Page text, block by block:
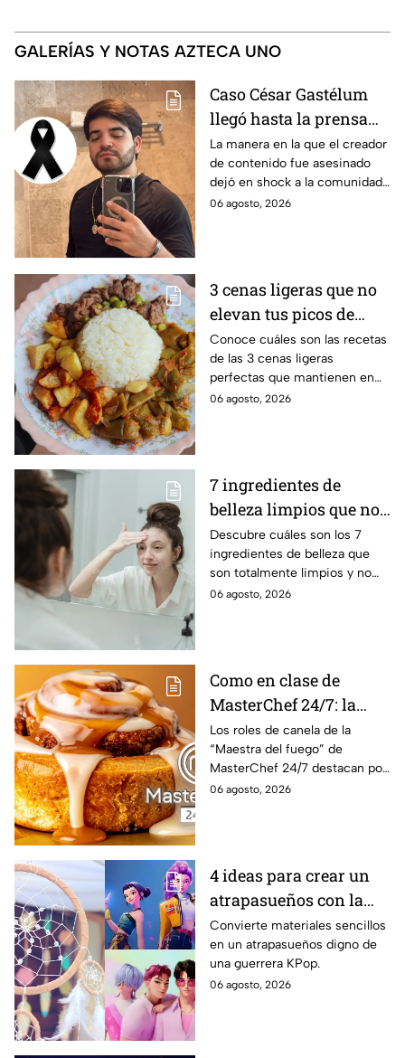
GALERÍAS Y NOTAS AZTECA UNO
Caso César Gastélum
llegó hasta la prensa
extranjera: qué se dice
sobre el influencer en
otros países
La manera en la que el creador
de contenido fue asesinado
dejó en shock a la comunidad
de Internet, especialmente por
06 agosto, 2026
3 cenas ligeras que no
elevan tus picos de
glucosa ni arruinan tu
sueño profundo
Conoce cuáles son las recetas
de las 3 cenas ligeras
perfectas que mantienen en
equilibrio tu glucosa y te
06 agosto, 2026
7 ingredientes de
belleza limpios que no
contaminan los ríos ni
el agua al enjuagarte
Descubre cuáles son los 7
ingredientes de belleza que
son totalmente limpios y no
contaminan los ríos ni el agua
06 agosto, 2026
Como en clase de
MasterChef 24/7: la
receta especial de los
roles de canela con
tocino de la Chef Lili
Los roles de canela de la
“Maestra del fuego” de
MasterChef 24/7 destacan por
su combinación de canela,
06 agosto, 2026
4 ideas para crear un
atrapasueños con la
estética de KPop
Demon Hunters
Convierte materiales sencillos
en un atrapasueños digno de
una guerrera KPop.
06 agosto, 2026